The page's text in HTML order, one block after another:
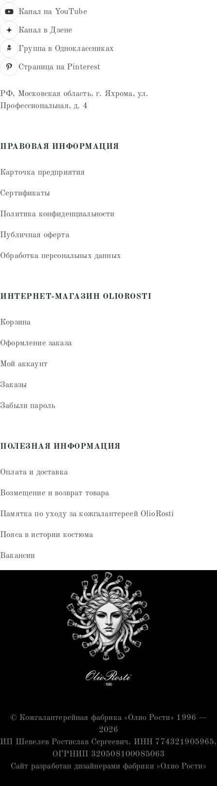
Канал на YouTube
Канал в Дзене
Группа в Одноклассниках
Страница на Pinterest
РФ, Московская область, г. Яхрома, ул.
Профессиональная, д. 4
ПРАВОВАЯ ИНФОРМАЦИЯ
Карточка предприятия
Сертификаты
Политика конфиденциальности
Публичная оферта
Обработка персональных данных
ИНТЕРНЕТ-МАГАЗИН OLIOROSTI
Корзина
Оформление заказа
Мой аккаунт
Заказы
Забыли пароль
ПОЛЕЗНАЯ ИНФОРМАЦИЯ
Оплата и доставка
Возмещение и возврат товара
Памятка по уходу за кожгалантереей OlioRosti
Пояса в истории костюма
Вакансии
© Кожгалантерейная фабрика «Олио Рости» 1996 —
2026
ИП Шевелев Ростислав Сергеевич, ИНН 774321905965,
ОГРНИП 320508100085063
Сайт разработан дизайнерами фабрики «Олио Рости»